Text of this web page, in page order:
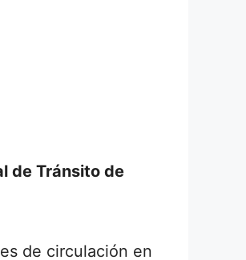
de Tránsito de
de circulación en